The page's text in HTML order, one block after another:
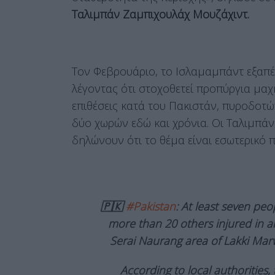
Ταλιμπάν Ζαμπιχουλάχ Μουζάχιντ.
Τον Φεβρουάριο, το Ισλαμαμπάντ
λέγοντας ότι στοχοθετεί προπύργια
επιθέσεις κατά του Πακιστάν,
δύο χωρών εδώ και χρόνια. Οι
δηλώνουν ότι το θέμα είναι
🇵🇰#Pakistan: At least seven
more than 20 others injured in
Serai Naurang area of Lakki
According to local